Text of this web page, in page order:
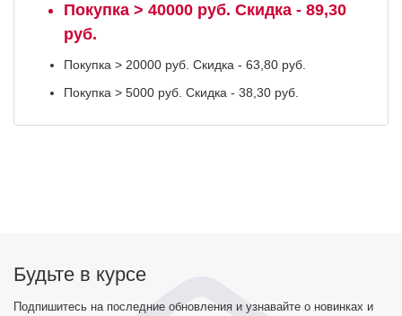
Покупка > 40000 руб. Скидка - 89,30
руб.
Покупка > 20000 руб. Скидка - 63,80 руб.
Покупка > 5000 руб. Скидка - 38,30 руб.
Будьте в курсе
Подпишитесь на последние обновления и узнавайте о новинках и